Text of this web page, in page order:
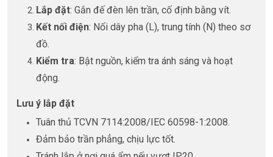
Lắp đặt: Gắn đế đèn lên trần, cố định bằng vít.
Kết nối điện: Nối dây pha (L), trung tính (N) theo sơ
đồ.
Kiểm tra: Bật nguồn, kiểm tra ánh sáng và hoạt
động.
Lưu ý lắp đặt
Tuân thủ TCVN 7114:2008/IEC 60598-1:2008.
Đảm bảo trần phẳng, chịu lực tốt.